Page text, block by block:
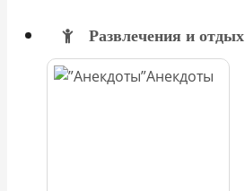
Развлечения и отдых
Анекдоты